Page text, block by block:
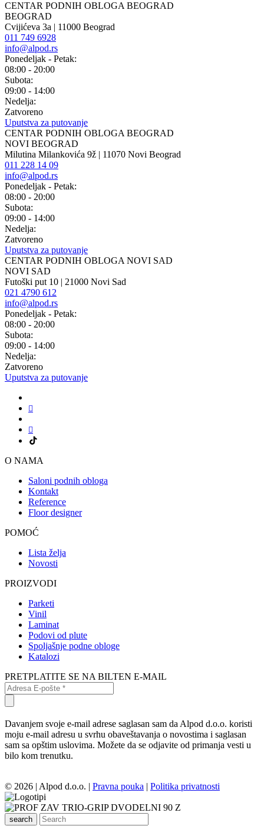
CENTAR PODNIH OBLOGA BEOGRAD
BEOGRAD
Cvijićeva 3a | 11000 Beograd
011 749 6928
info@alpod.rs
Ponedeljak - Petak:
08:00 - 20:00
Subota:
09:00 - 14:00
Nedelja:
Zatvoreno
Uputstva za putovanje
CENTAR PODNIH OBLOGA BEOGRAD
NOVI BEOGRAD
Milutina Milankovića 9ž | 11070 Novi Beograd
011 228 14 09
info@alpod.rs
Ponedeljak - Petak:
08:00 - 20:00
Subota:
09:00 - 14:00
Nedelja:
Zatvoreno
Uputstva za putovanje
CENTAR PODNIH OBLOGA NOVI SAD
NOVI SAD
Futoški put 10 | 21000 Novi Sad
021 4790 612
info@alpod.rs
Ponedeljak - Petak:
08:00 - 20:00
Subota:
09:00 - 14:00
Nedelja:
Zatvoreno
Uputstva za putovanje
O NAMA
Saloni podnih obloga
Kontakt
Reference
Floor designer
POMOĆ
Lista želja
Novosti
PROIZVODI
Parketi
Vinil
Laminat
Podovi od plute
Spoljašnje podne obloge
Katalozi
PRETPLATITE SE NA BILTEN E-MAIL
Davanjem svoje e-mail adrese saglasan sam da Alpod d.o.o. koristi
moju e-mail adresu u svrhu obaveštavanja o novostima i saglasan
sam sa opštim uslovima. Možete da se odjavite od primanja vesti u
bilo kom trenutku.
© 2026 | Alpod d.o.o. | Pravna pouka | Politika privatnosti
search